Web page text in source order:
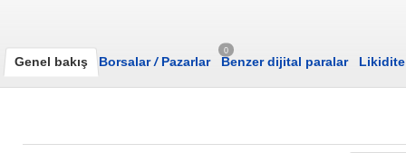
Genel bakış Borsalar/Pazarlar
0
Benzer dijital paralar Likidite